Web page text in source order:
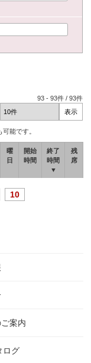
93 -93件 /93件
能です。
曜
日
開始
時間
終了
時間
▼
残
席
10
案内
ログ